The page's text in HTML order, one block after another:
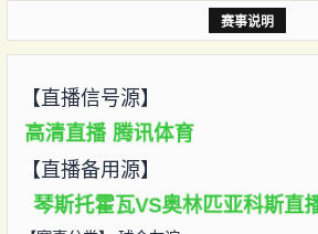
赛事说明
【直播信号源】
高清直播 腾讯体育
【直播备用源】
琴斯托霍瓦VS奥林匹亚科斯直播